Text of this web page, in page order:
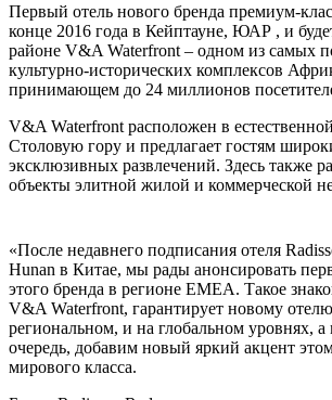
Первый отель нового бренда премиум-
конце 2016 года в Кейптауне, ЮАР , и
районе V&A Waterfront – одном из самых
культурно-исторических комплексов
принимающем до 24 миллионов
V&A Waterfront расположен в
Столовую гору и предлагает гостям
эксклюзивных развлечений. Здесь также
объекты элитной жилой и коммерческой
«После недавнего подписания отеля
Hunan в Китае, мы рады анонсировать
этого бренда в регионе EMEA. Такое
V&A Waterfront, гарантирует новому
региональном, и на глобальном уровнях,
очередь, добавим новый яркий акцент
мирового класса.